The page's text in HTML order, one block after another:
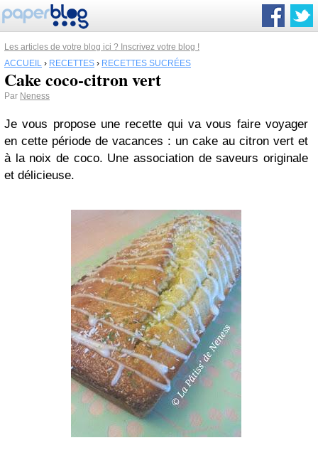
Les articles de votre blog ici ? Inscrivez votre blog !
ACCUEIL › RECETTES › RECETTES SUCRÉES
Cake coco-citron vert
Par Neness
Je vous propose une recette qui va vous faire voyager
en cette période de vacances : un cake au citron vert et
à la noix de coco. Une association de saveurs originale
et délicieuse.